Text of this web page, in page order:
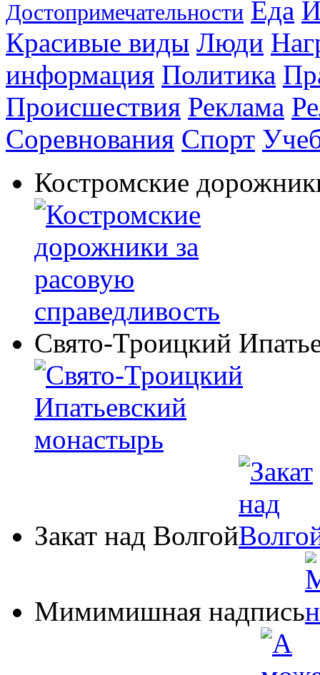
Достопримечательности Еда
Красивые виды Люди
информация Политика
Происшествия Реклама
Соревнования Спорт
Костромские
Свято-Троицкий
Закат над Волгой
Мимимишная надпись